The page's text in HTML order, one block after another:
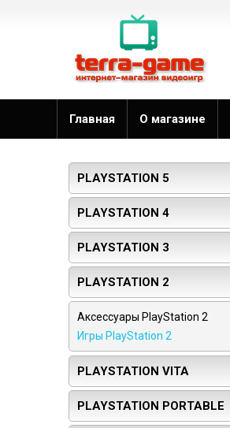
Главная О магазине
PLAYSTATION 5
PLAYSTATION 4
PLAYSTATION 3
PLAYSTATION 2
Аксессуары PlayStation 2
Игры PlayStation 2
PLAYSTATION VITA
PLAYSTATION PORTABLE